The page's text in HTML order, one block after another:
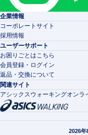
企業情報
コーポレートサイト
採用情報
ユーザーサポート
お困りごとはこちら
会員登録・ログイン
返品・交換について
関連サイト
アシックスウォーキングオンラ
2026年